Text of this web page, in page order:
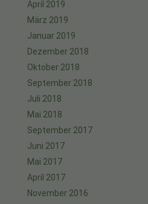
April 2019
März 2019
Januar 2019
Dezember 2018
Oktober 2018
September 2018
Juli 2018
Mai 2018
September 2017
Juni 2017
Mai 2017
April 2017
November 2016